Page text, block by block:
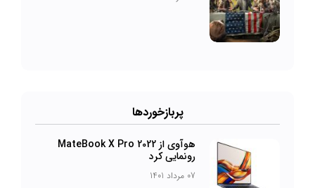
پربازخورد‌ها
هوآوی از MateBook X Pro 2022
رونمایی کرد
07 مرداد 1401